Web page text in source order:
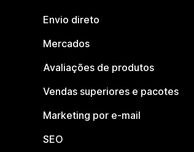
Envio direto
Mercados
Avaliações de produtos
Vendas superiores e pacotes
Marketing por e-mail
SEO